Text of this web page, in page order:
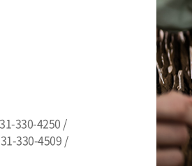
330-4250 /
330-4509 /